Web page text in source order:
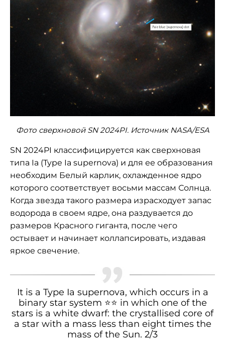
Фото сверхновой SN 2024PI. Источник NASA/ESA
SN 2024PI классифицируется как сверхновая
типа Ia (Type Ia supernova) и для ее образования
необходим Белый карлик, охлажденное ядро
которого соответствует восьми массам Солнца.
Когда звезда такого размера израсходует запас
водорода в своем ядре, она раздувается до
размеров Красного гиганта, после чего
остывает и начинает коллапсировать, издавая
яркое свечение.
It is a Type Ia supernova, which occurs in a
binary star system ⭐⭐ in which one of the
stars is a white dwarf: the crystallised core of
a star with a mass less than eight times the
mass of the Sun. 2/3